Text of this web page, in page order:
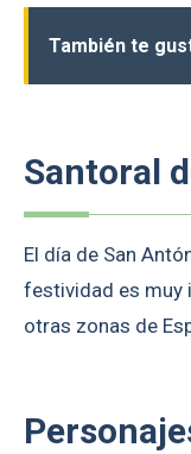
También te
Santoral
El día de San
festividad es muy
otras zonas de